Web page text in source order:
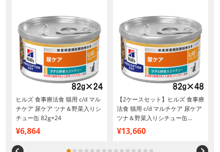
ヒルズ 食事療法食 猫用 c/d マル
チケア 尿ケア ツナ＆野菜入りシ
チュー缶 82g×24
¥6,864
【2ケースセット】ヒルズ 食事療
法食 猫用 c/d マルチケア 尿ケア
ツナ＆野菜入りシチュー缶
82g×24
¥13,660